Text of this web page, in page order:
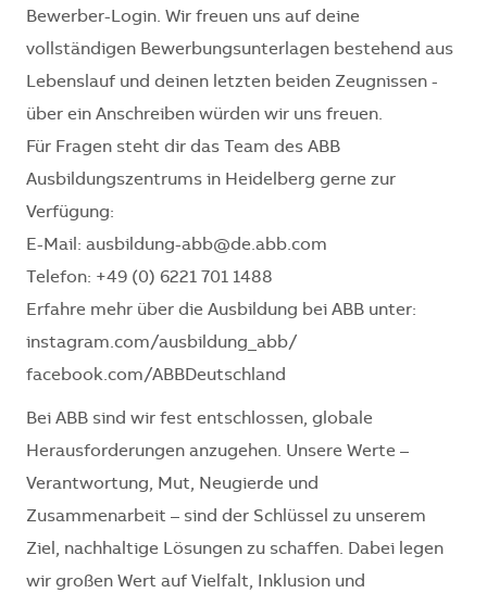
Bewerber-Login. Wir freuen uns auf deine
vollständigen Bewerbungsunterlagen bestehend aus
Lebenslauf und deinen letzten beiden Zeugnissen -
über ein Anschreiben würden wir uns freuen.
Für Fragen steht dir das Team des ABB
Ausbildungszentrums in Heidelberg gerne zur
Verfügung:
E-Mail: ausbildung-abb@de.abb.com
Telefon: +49 (0) 6221 701 1488
Erfahre mehr über die Ausbildung bei ABB unter:
instagram.com/ausbildung_abb/
facebook.com/ABBDeutschland
Bei ABB sind wir fest entschlossen, globale
Herausforderungen anzugehen. Unsere Werte –
Verantwortung, Mut, Neugierde und
Zusammenarbeit – sind der Schlüssel zu unserem
Ziel, nachhaltige Lösungen zu schaffen. Dabei legen
wir großen Wert auf Vielfalt, Inklusion und